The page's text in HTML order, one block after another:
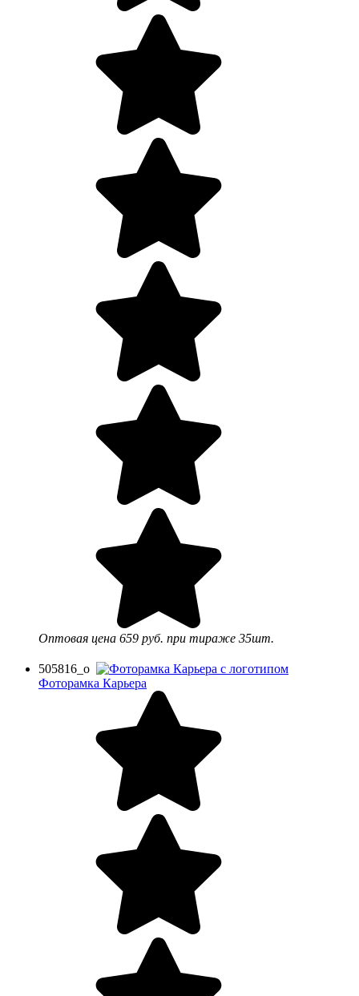
Оптовая цена 659 руб. при тираже 35шт.
505816_o
Фоторамка Карьера